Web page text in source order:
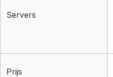
Servers
Prijs